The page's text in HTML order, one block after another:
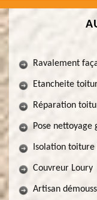
Ravalement
Etancheite
Réparation
Pose
Isolation toiture
Couvreur Loury
Artisan